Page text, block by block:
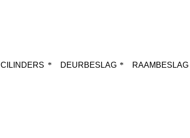
CILINDERS DEURBESLAG RAAMBESLAG